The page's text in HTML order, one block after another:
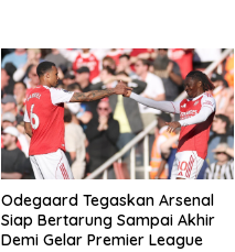
Odegaard Tegaskan Arsenal
Siap Bertarung Sampai Akhir
Demi Gelar Premier League